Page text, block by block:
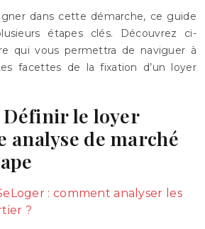
dans cette démarche, ce guide
étapes clés. Découvrez ci-
qui vous permettra de naviguer à
facettes de la fixation d’un loyer
Définir le loyer
analyse de marché
: comment analyser les
?